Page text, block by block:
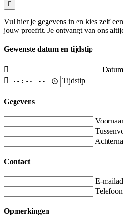
Vul hier je gegevens in en kies zelf
jouw proefrit. Je ontvangt van ons
Gewenste datum en tijdstip
Datum
Tijdstip
Gegevens
Contact
E-
Opmerkingen